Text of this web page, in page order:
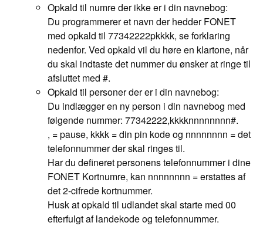
Opkald til numre der ikke er i din navnebog:
Du programmerer et navn der hedder FONET
med opkald til 77342222pkkkk, se forklaring
nedenfor. Ved opkald vil du høre en klartone, når
du skal indtaste det nummer du ønsker at ringe til
afsluttet med #.
Opkald til personer der er i din navnebog:
Du indlægger en ny person i din navnebog med
følgende nummer: 77342222,kkkknnnnnnnn#.
, = pause, kkkk = din pin kode og nnnnnnnn = det
telefonnummer der skal ringes til.
Har du defineret personens telefonnummer i dine
FONET Kortnumre, kan nnnnnnnn = erstattes af
det 2-cifrede kortnummer.
Husk at opkald til udlandet skal starte med 00
efterfulgt af landekode og telefonnummer.